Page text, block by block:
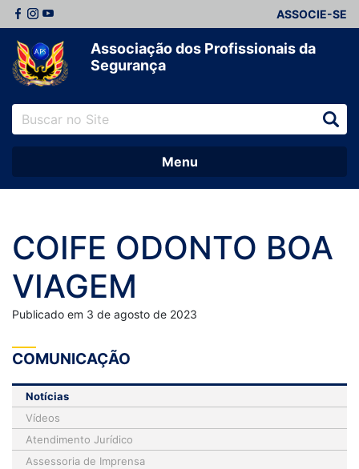
ASSOCIE-SE
Associação dos Profissionais da
Segurança
Menu
COIFE ODONTO BOA
VIAGEM
Publicado em 3 de agosto de 2023
COMUNICAÇÃO
Notícias
Vídeos
Atendimento Jurídico
Assessoria de Imprensa